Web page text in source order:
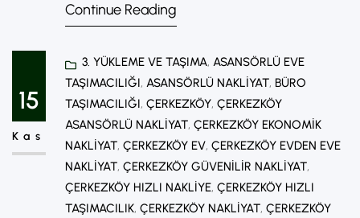
edilen konuların başında gelir. Taşınma
durumu ve alınacak ek hizmetlere göre
değişiklik gösterir. Bu yazıda Çerkezköy
nakliyat fiyatlarını etkileyen tüm faktörleri
detaylı şekilde inceleyerek, bütçenize en
uygun taşınma…
Continue Reading
15
Kas
3. YÜKLEME VE TAŞIMA, ASANSÖRLÜ EVE
TAŞIMACILIĞI, ASANSÖRLÜ NAKLIYAT, BÜRO
TAŞIMACILIĞI, ÇERKEZKÖY, ÇERKEZKÖY
ASANSÖRLÜ NAKLIYAT, ÇERKEZKÖY EKONOMIK
NAKLIYAT, ÇERKEZKÖY EV, ÇERKEZKÖY EVDEN EVE
NAKLIYAT, ÇERKEZKÖY GÜVENILIR NAKLIYAT
ÇERKEZKÖY HIZLI NAKLIYE, ÇERKEZKÖY HIZLI
TAŞIMACILIK, ÇERKEZKÖY NAKLIYAT, ÇERKEZKÖY